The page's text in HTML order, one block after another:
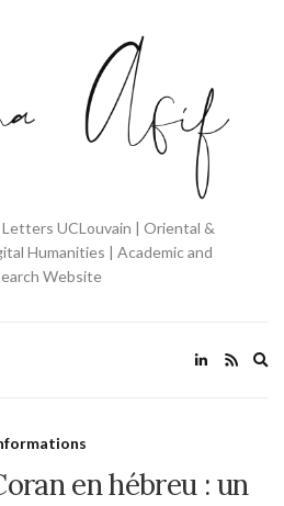
Letters UCLouvain | Oriental &
Humanities | Academic and
Website
en hébreu : un